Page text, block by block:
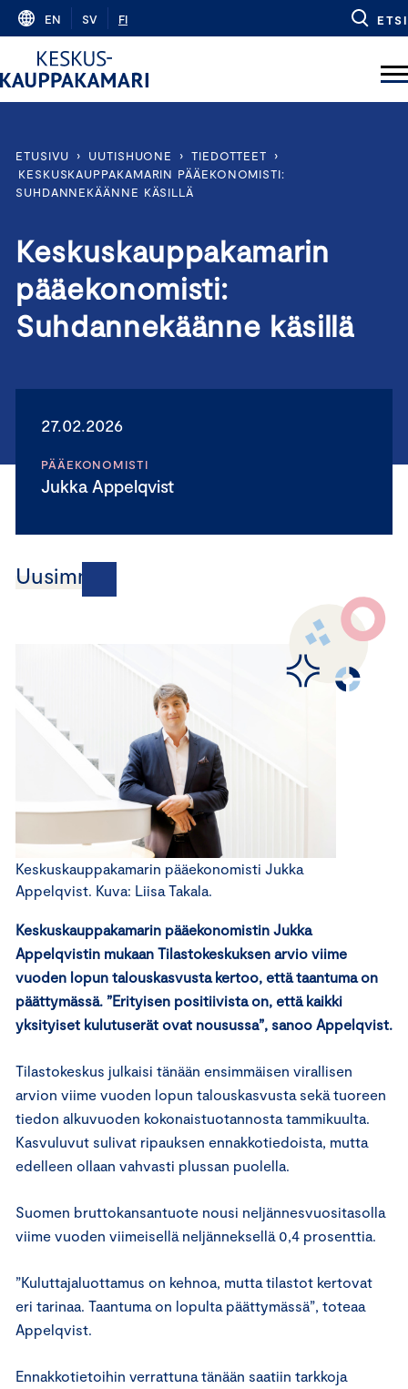
Skip
content
EN SV FI ETSI
ETUSIVU › UUTISHUONE › TIEDOTTEET
›
KESKUSKAUPPAKAMARIN PÄÄEKONOMISTI:
SUHDANNEKÄÄNNE KÄSILLÄ
Keskuskauppakamarin
pääekonomisti:
Suhdannekäänne käsillä
27.02.2026
PÄÄEKONOMISTI
Jukka Appelqvist
Uusimmat
Keskuskauppakamarin pääekonomisti Jukka
Appelqvist. Kuva: Liisa Takala.
Keskuskauppakamarin pääekonomistin Jukka
Appelqvistin mukaan Tilastokeskuksen arvio viime
vuoden lopun talouskasvusta kertoo, että taantuma on
päättymässä. ”Erityisen positiivista on, että kaikki
yksityiset kulutuserät ovat nousussa”, sanoo Appelqvist.
Tilastokeskus julkaisi tänään ensimmäisen virallisen
arvion viime vuoden lopun talouskasvusta sekä tuoreen
tiedon alkuvuoden kokonaistuotannosta tammikuulta.
Kasvuluvut sulivat ripauksen ennakkotiedoista, mutta
edelleen ollaan vahvasti plussan puolella.
Suomen bruttokansantuote nousi neljännesvuositasolla
viime vuoden viimeisellä neljänneksellä 0,4 prosenttia.
”Kuluttajaluottamus on kehnoa, mutta tilastot kertovat
eri tarinaa. Taantuma on lopulta päättymässä”, toteaa
Appelqvist.
Ennakkotietoihin verrattuna tänään saatiin tarkkoja